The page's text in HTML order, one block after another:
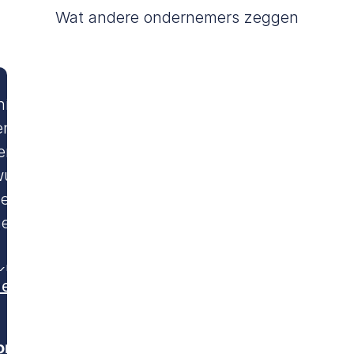
Wat andere ondernemers zeggen
en ben
van
gedrag
ben ik